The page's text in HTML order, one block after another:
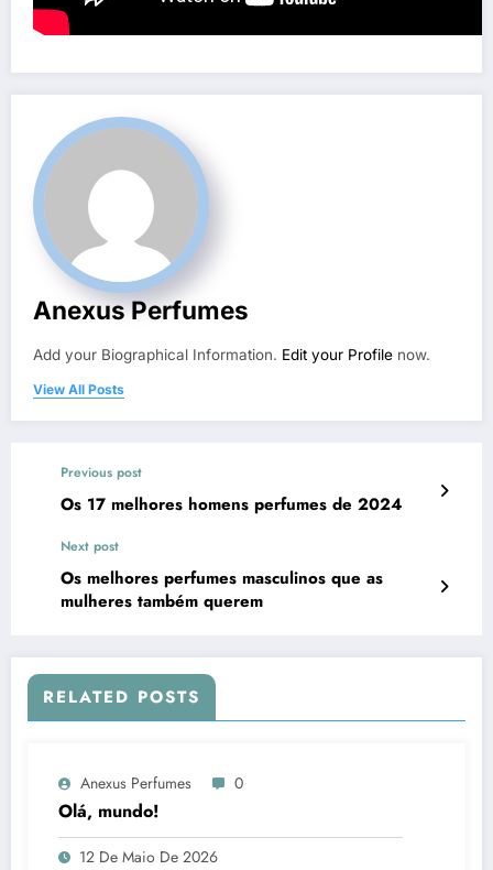
Anexus Perfumes
Add your Biographical Information. Edit your Profile now.
View All Posts
Previous post
Os 17 melhores homens perfumes de 2024
Next post
Os melhores perfumes masculinos que as
mulheres também querem
RELATED POSTS
Anexus Perfumes 0
Olá, mundo!
12 De Maio De 2026